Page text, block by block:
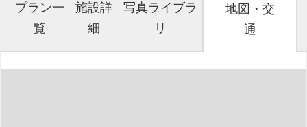
プラン一
覧
施設詳
細
写真ライブラ
リ
地図・交
通